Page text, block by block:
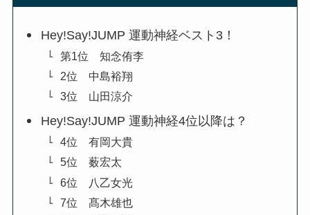
Hey!Say!JUMP 運動神経ベスト3！
第1位 知念侑李
2位 中島裕翔
3位 山田涼介
Hey!Say!JUMP 運動神経4位以降は？
4位 有岡大貴
5位 薮宏太
6位 八乙女光
7位 髙木雄也